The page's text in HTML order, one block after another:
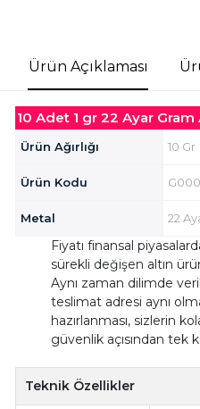
Ürün Açıklaması
10 Adet 1 gr 22 Ayar Gram
Ürün Ağırlığı 10 Gr
Ürün Kodu
Metal 22
Fiyatı finansal
sürekli değişen altın
Aynı zaman dilimde
teslimat adresi aynı
hazırlanması, sizlerin
güvenlik açısından tek
Teknik Özellikler